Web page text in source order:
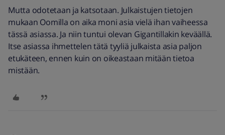
Mutta odotetaan ja katsotaan. Julkaistujen tietojen
mukaan Oomilla on aika moni asia vielä ihan vaiheessa
tässä asiassa. Ja niin tuntui olevan Gigantillakin keväällä.
Itse asiassa ihmettelen tätä tyyliä julkaista asia paljon
etukäteen, ennen kuin on oikeastaan mitään tietoa
mistään.